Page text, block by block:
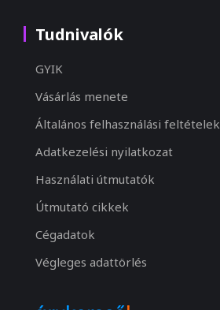
Tudnivalók
GYIK
Vásárlás menete
Általános felhasználási feltételek
Adatkezelési nyilatkozat
Használati útmutatók
Útmutató cikkek
Cégadatok
Végleges adattörlés